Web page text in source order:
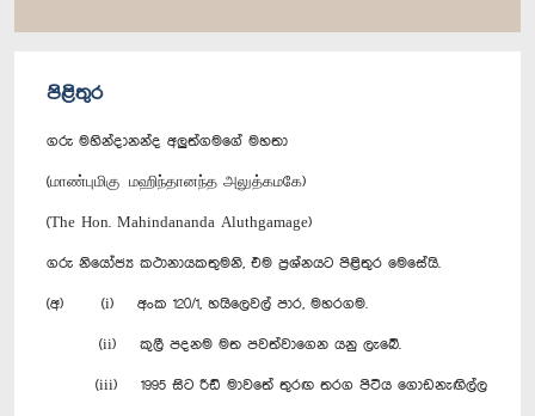
පිළිතුර
ගරු මහින්දානන්ද අලුත්ගමගේ මහතා
(மாண்புமிகு மஹிந்தானந்த அலுத்கமகே)
(The Hon. Mahindananda Aluthgamage)
ගරු නියෝජ්‍ය කථානායකතුමනි, එම ප්‍රශ්නයට පිළිතුර මෙසේයි.
(අ) (i) අංක 120/1, හයිලෙවල් පාර, මහරගම.
(ii) කුලී පදනම මත පවත්වාගෙන යනු ලැබේ.
(iii) 1995 සිට රීඩ් මාවතේ තුරඟ තරග පිටිය ගොඩනැඟිල්ල